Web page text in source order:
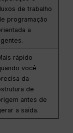
de trabalho
programação
a
rápido
você
da
de
antes de
a saída.